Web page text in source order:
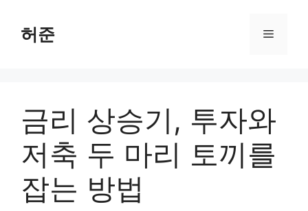
content
허준 Menu
금리 상승기, 투자와
저축 두 마리 토끼를
잡는 방법